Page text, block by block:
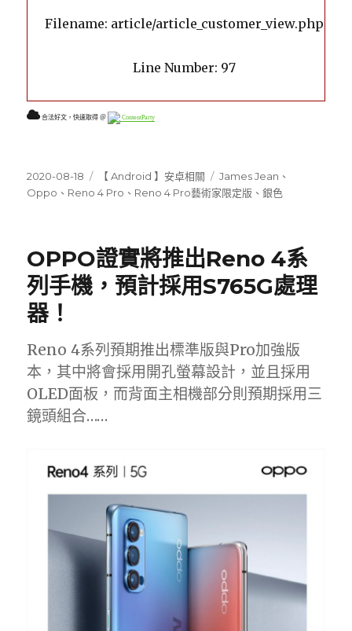
Filename: article/article_customer_view.php
Line Number: 97
合法好文，快速取得 ＠ ContentParty
發
佈
2020-08-18
分
類
【 Android 】安卓相關
標
籤
James Jean 、
Oppo 、 Reno 4 Pro 、 Reno 4 Pro藝術家限定版 、銀色
OPPO證實將推出Reno 4系
列手機，預計採用S765G處理
器！
Reno 4系列預期推出標準版與Pro加強版
本，其中將會採用開孔螢幕設計，並且採用
OLED面板，而背面主相機部分則預期採用三
鏡頭組合……